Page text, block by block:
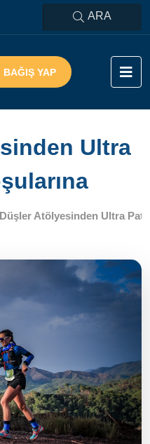
ARA
BAĞIŞ YAP
Ultra
Düşler Atölyesinden Ultra